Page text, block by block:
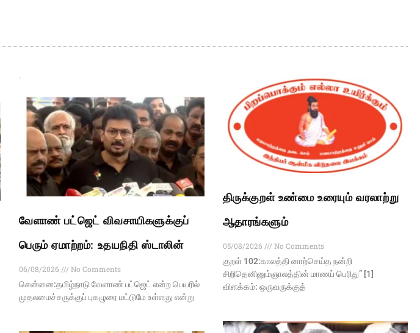
வேளாண் பட்ஜெட் விவசாயிகளுக்குப்
பெரும் ஏமாற்றம்: உதயநிதி ஸ்டாலின்
06/08/2026
No Comments
சென்னை:தமிழ்நாடு வேளாண் பட்ஜெட் என்ற பெயரில்
முதலமைச்சருக்குப் புகழுரை மட்டுமே உள்ளது என்று
திருக்குறள் உண்மை உரையும் வரலாற்று
ஆதாரங்களும்
05/08/2026
No Comments
குறள் 102:காலத்தி னாற்செய்த நன்றி
சிறிதெனினும்ஞாலத்தின் மாணப் பெரிது” [1]
விளக்கம்: ஒருவருக்குத்